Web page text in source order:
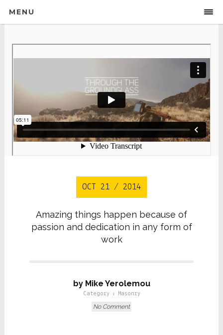
MENU
OCT 21 / 2014
Amazing things happen because of
passion and dedication in any form of
work
by Mike Yerolemou
Category : Masonry
No Comment